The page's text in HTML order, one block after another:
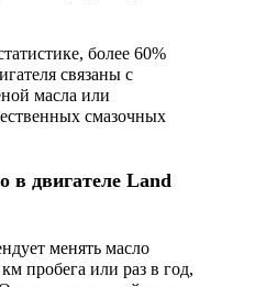
более 60%
связаны с
масла или
смазочных
в двигателе Land
менять масло
пробега или раз в год,